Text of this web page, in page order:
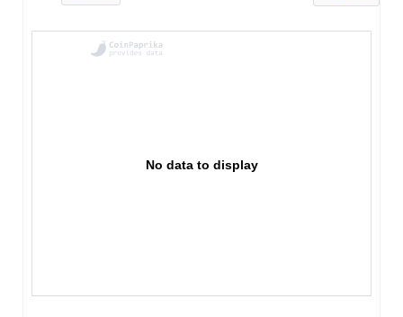
No data to display